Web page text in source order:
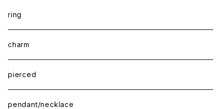
ring
charm
pierced
pendant/necklace